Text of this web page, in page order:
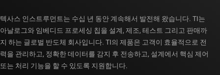
텍사스 인스트루먼트는 수십 년 동안 계속해서 발전해 왔습니다. TI는
아날로그와 임베디드 프로세싱 칩을 설계, 제조, 테스트 그리고 판매까
지 하는 글로벌 반도체 회사입니다. TI의 제품은 고객이 효율적으로 전
력을 관리하고, 정확한 데이터를 감지 후 전송하고, 설계에서 핵심 제어
또는 처리 기능을 할 수 있도록 지원합니다.